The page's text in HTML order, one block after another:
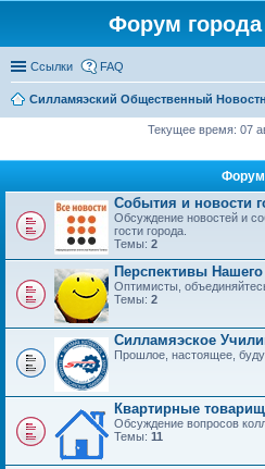
Форум
Ссылки FAQ
Силламяэский Общественный
Текущее время: 07
Форум
События и новости
Обсуждение новостей и
гости города.
Темы: 2
Перспективы
Оптимисты,
Темы: 2
Силламяэское
Прошлое, настоящее,
Квартирные
Обсуждение вопросов
Темы: 11